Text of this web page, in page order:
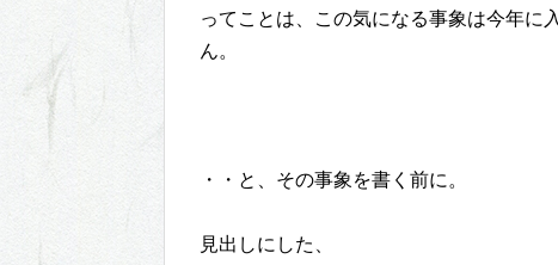
ってことは、この気になる事象は今年に
ん。
・・と、その事象を書く前に。
見出しにした、